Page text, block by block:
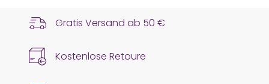
Gratis Versand ab 50 €
Kostenlose Retoure